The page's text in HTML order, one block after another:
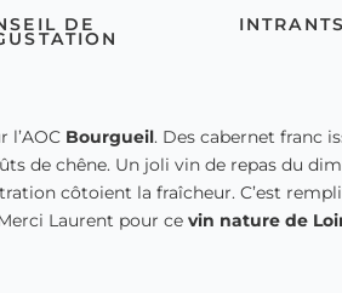
DE
l’AOC Bourgueil. Des cabernet franc
de chêne. Un joli vin de repas du
côtoient la fraîcheur. C’est
Laurent pour ce vin nature de